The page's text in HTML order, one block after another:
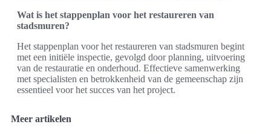
Wat is het stappenplan voor het restaureren van
stadsmuren?
Het stappenplan voor het restaureren van stadsmuren begint
met een initiële inspectie, gevolgd door planning, uitvoering
van de restauratie en onderhoud. Effectieve samenwerking
met specialisten en betrokkenheid van de gemeenschap zijn
essentieel voor het succes van het project.
Meer artikelen